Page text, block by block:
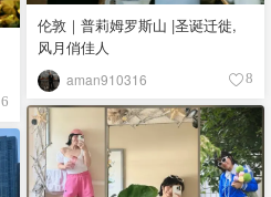
6
伦敦｜普莉姆罗斯山 |圣诞迁徙,
风月俏佳人
aman910316 8